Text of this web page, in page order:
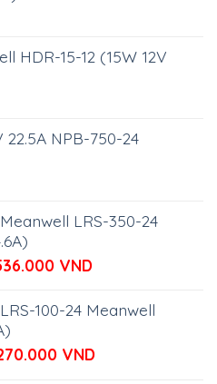
HDR-15-12 (15W 12V
NPB-750-24
LRS-350-24
VND.
VND
tại
536.000 VND.
100-24 Meanwell
VND